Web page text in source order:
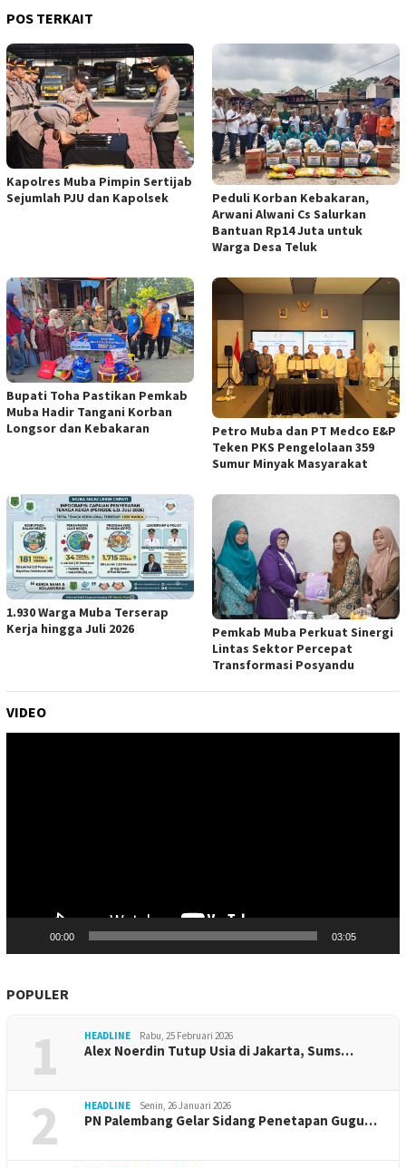
POS TERKAIT
Kapolres Muba Pimpin Sertijab
Sejumlah PJU dan Kapolsek
Peduli Korban Kebakaran,
Arwani Alwani Cs Salurkan
Bantuan Rp14 Juta untuk
Warga Desa Teluk
Bupati Toha Pastikan Pemkab
Muba Hadir Tangani Korban
Longsor dan Kebakaran
Petro Muba dan PT Medco E&P
Teken PKS Pengelolaan 359
Sumur Minyak Masyarakat
1.930 Warga Muba Terserap
Kerja hingga Juli 2026
Pemkab Muba Perkuat Sinergi
Lintas Sektor Percepat
Transformasi Posyandu
VIDEO
00:00 03:05
POPULER
1 HEADLINE Rabu, 25 Februari 2026
Alex Noerdin Tutup Usia di Jakarta, Sums…
2 HEADLINE Senin, 26 Januari 2026
PN Palembang Gelar Sidang Penetapan Gugu…